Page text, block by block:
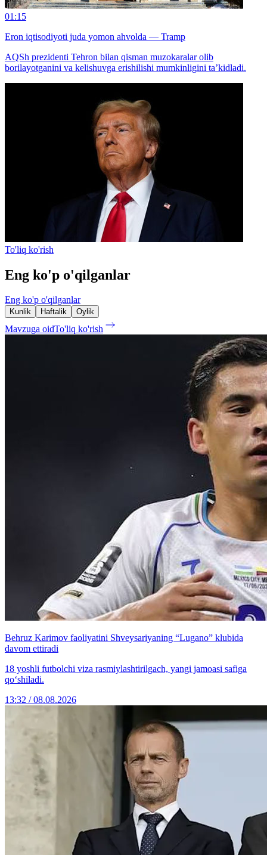
01:15
Eron iqtisodiyoti juda yomon ahvolda — Tramp
AQSh prezidenti Tehron bilan qisman muzokaralar olib
borilayotganini va kelishuvga erishilishi mumkinligini ta’kidladi.
To'liq ko'rish
Eng ko'p o'qilganlar
Eng ko'p o'qilganlar
Kunlik Haftalik Oylik
Mavzuga oidTo'liq ko'rish
Behruz Karimov faoliyatini Shveysariyaning “Lugano” klubida
davom ettiradi
18 yoshli futbolchi viza rasmiylashtirilgach, yangi jamoasi safiga
qo‘shiladi.
13:32 / 08.08.2026